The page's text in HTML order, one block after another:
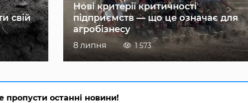
свій
Нові критерії критичності
підприємств — що це означає для
агробізнесу
8 липня 1 573
пропусти останні новини!